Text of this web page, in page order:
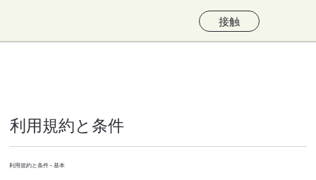
接触
利用規約と条件
利用規約と条件 - 基本